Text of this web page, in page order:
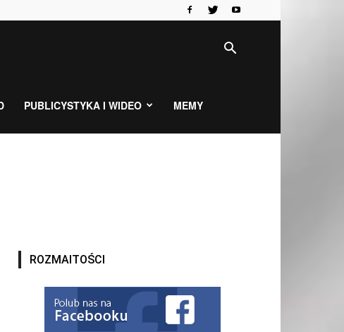
PUBLICYSTYKA I WIDEO MEMY
ROZMAITOŚCI